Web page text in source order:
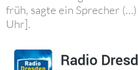
früh, sagte ein Sprecher
Uhr].